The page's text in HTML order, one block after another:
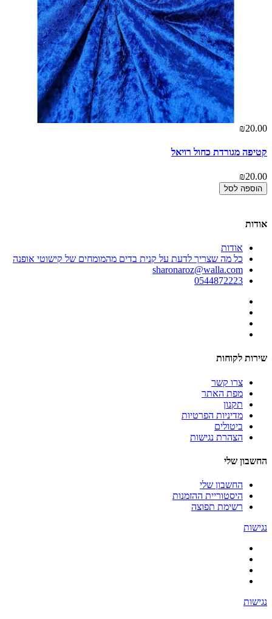
₪20.00
קטיפה מגורדת כחול רויאל
₪20.00
הוספה לסל
אודות
אודות
כל מה שצריך לדעת על קנית בדים מהמומחים של קישוטי אופנה
sharonaroz@walla.com
0544872223
שירות לקוחות
צרו קשר
מפת האתר
תקנון
מדיניות הפרטיות
ביטולים
הצהרת נגישות
החשבון שלי
החשבון שלי
היסטוריית ההזמנות
רשימת תפוצה
נגישות
נגישות